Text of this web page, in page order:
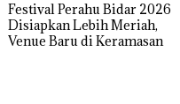
Festival Perahu Bidar 2026
Disiapkan Lebih Meriah,
Venue Baru di Keramasan